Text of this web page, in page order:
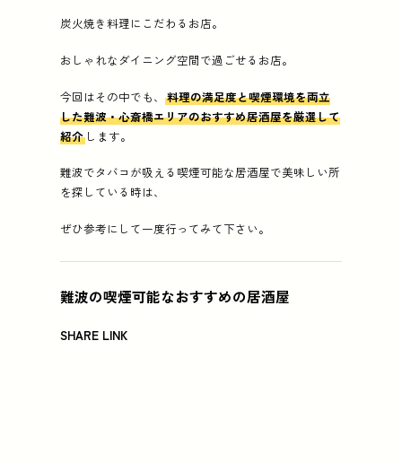
炭火焼き料理にこだわるお店。
おしゃれなダイニング空間で過ごせるお店。
今回はその中でも、料理の満足度と喫煙環境を両立
した難波・心斎橋エリアのおすすめ居酒屋を厳選して
紹介 します。
難波でタバコが吸える喫煙可能な居酒屋で美味しい所
を探している時は、
ぜひ参考にして一度行ってみて下さい。
難波の喫煙可能なおすすめの居酒屋
SHARE LINK